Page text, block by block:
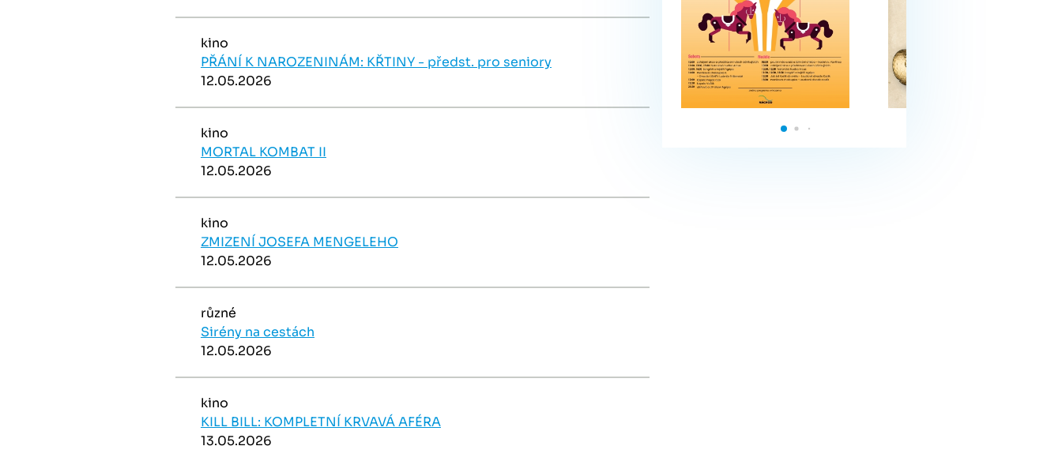
kino
PŘÁNÍ K NAROZENINÁM: KŘTINY - předst. pro seniory
12.05.2026
kino
MORTAL KOMBAT II
12.05.2026
kino
ZMIZENÍ JOSEFA MENGELEHO
12.05.2026
různé
Sirény na cestách
12.05.2026
kino
KILL BILL: KOMPLETNÍ KRVAVÁ AFÉRA
13.05.2026